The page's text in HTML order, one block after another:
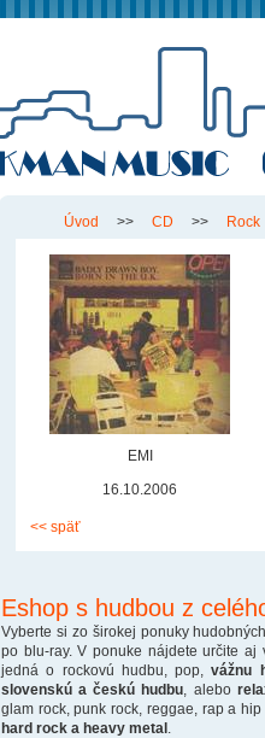
Úvod >> CD >> Rock
EMI
16.10.2006
<< späť
Eshop s hudbou z
Vyberte si zo širokej ponuky
po blu-ray. V ponuke nájdete určite
jedná o rockovú hudbu, pop,vážnu
slovenskú a českú hudbu , alebo
glam rock, punk rock, reggae, rap a
hard rock a heavy metal